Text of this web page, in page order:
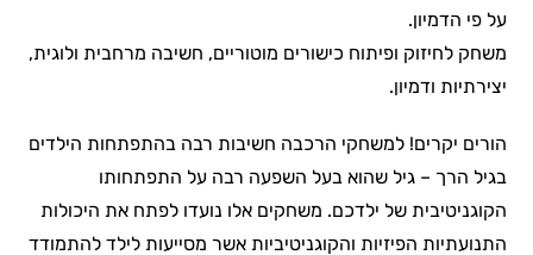
על פי הדמיון.
משחק לחיזוק ופיתוח כישורים מוטוריים, חשיבה מרחבית ולוגית,
יצירתיות ודמיון.
הורים יקרים! למשחקי הרכבה חשיבות רבה בהתפתחות הילדים
בגיל הרך – גיל שהוא בעל השפעה רבה על התפתחותו
הקוגניטיבית של ילדכם. משחקים אלו נועדו לפתח את היכולות
התנועתיות הפיזיות והקוגניטיביות אשר מסייעות לילד להתמודד